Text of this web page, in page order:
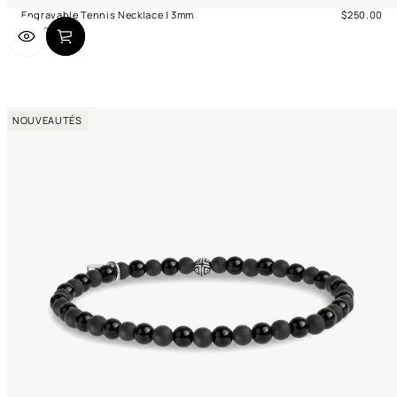
Engravable Tennis Necklace | 3mm
Prix
$250.00
Argent
NOUVEAUTÉS